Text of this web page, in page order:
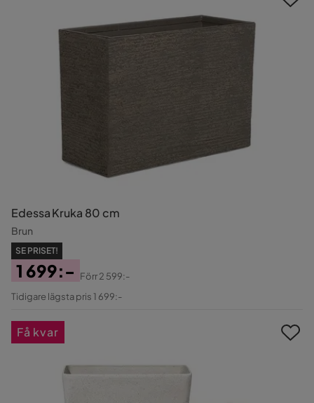
Edessa Kruka 80 cm
Brun
SE PRISET!
Pris
1 699:-
Original
Förr2 599:-
Tidigare lägsta pris 1 699:-
Få kvar